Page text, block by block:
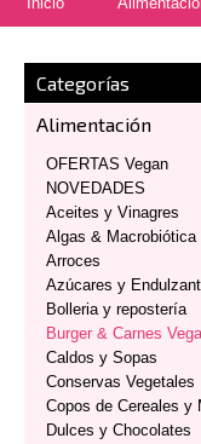
Categorías
Alimentación
OFERTAS Vegan
NOVEDADES
Aceites y Vinagres
Algas & Macrobiótica
Arroces
Azúcares y
Bolleria y repostería
Burger & Carnes
Caldos y Sopas
Conservas Vegetales
Copos de Cereales y
Dulces y Chocolates